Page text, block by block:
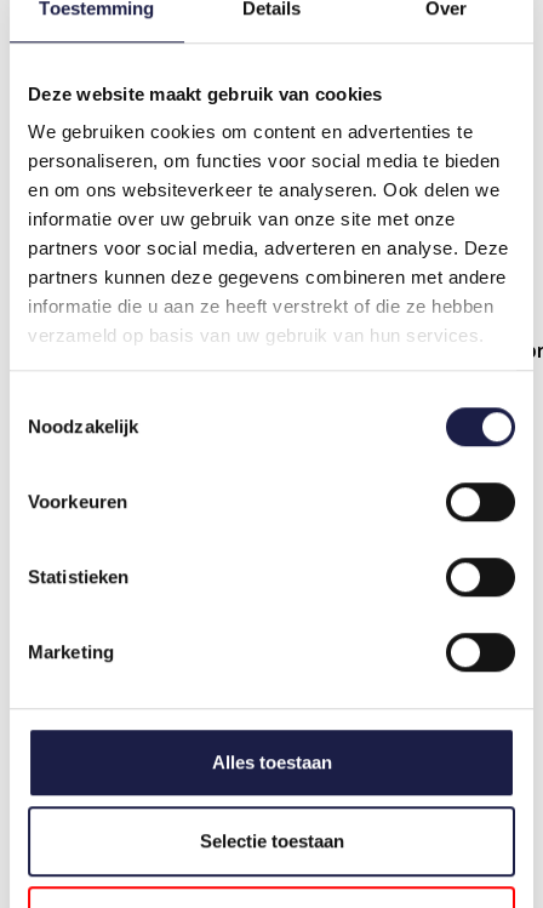
Toestemming Details Over
Deze website maakt gebruik van cookies
We gebruiken cookies om content en advertenties te
personaliseren, om functies voor social media te bieden
en om ons websiteverkeer te analyseren. Ook delen we
informatie over uw gebruik van onze site met onze
partners voor social media, adverteren en analyse. Deze
partners kunnen deze gegevens combineren met andere
informatie die u aan ze heeft verstrekt of die ze hebben
verzameld op basis van uw gebruik van hun services.
Noodzakelijk
Voorkeuren
Statistieken
Marketing
Alles toestaan
Selectie toestaan
DOSIERUNG BEAPHAR COMBOTECT
Die Dosierung ist auf das Körpergewicht Ihres
Hundes abgestimmt, wie in der Tabelle unten
angegeben. Es wird empfohlen, Ihren Hund vor der
Anwendung zu wiegen, um sicherzustellen, dass
Sie die richtige Dosierung anwenden.
Gewicht des HundesDosierung Fipronil/(S)-
10 - 20 kg
Hinweis:Nicht bei Welpen unter 8 Wochen
und/oder bei Welpen mit einem Gewicht unter 2 kg
Erkrankungen, Fieber) oder rekonvaleszenten
Tieren anwenden. Nicht bei Hunden anwenden, die
auf einen der Inhaltsstoffe überempfindlich
reagieren. Nicht bei Katzen, Frettchen und
Kaninchen anwenden.
ANWENDUNG BEAPHAR COMBOTECT
HUND